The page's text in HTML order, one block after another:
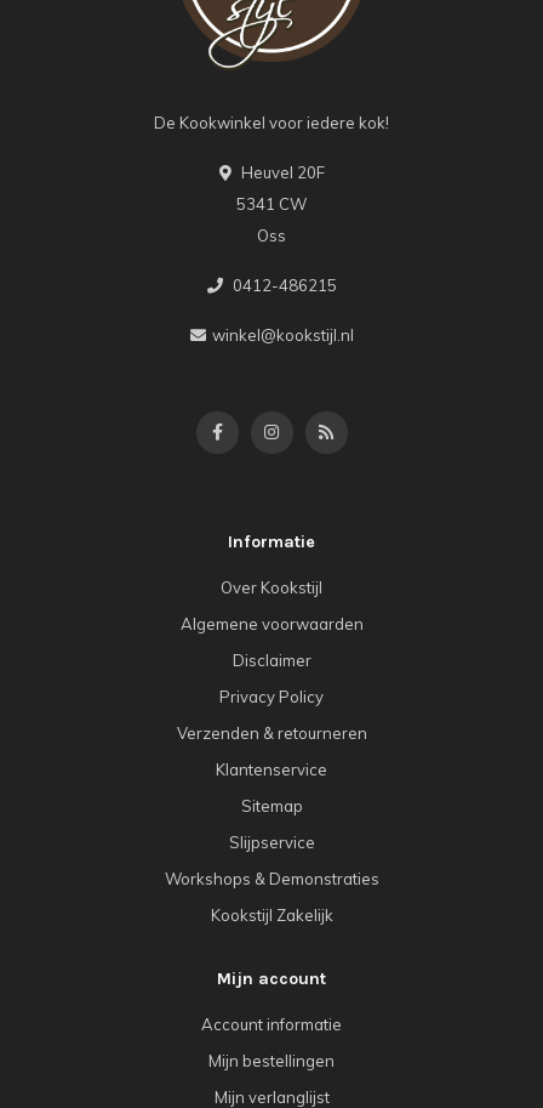
De Kookwinkel voor iedere kok!
Heuvel 20F
5341 CW
Oss
0412-486215
winkel@kookstijl.nl
Informatie
Over Kookstijl
Algemene voorwaarden
Disclaimer
Privacy Policy
Verzenden & retourneren
Klantenservice
Sitemap
Slijpservice
Workshops & Demonstraties
Kookstijl Zakelijk
Mijn account
Account informatie
Mijn bestellingen
Mijn verlanglijst